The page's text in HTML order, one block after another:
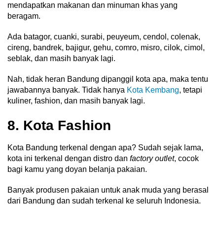
mendapatkan makanan dan minuman khas yang
beragam.
Ada batagor, cuanki, surabi, peuyeum, cendol, colenak,
cireng, bandrek, bajigur, gehu, comro, misro, cilok, cimol,
seblak, dan masih banyak lagi.
Nah, tidak heran Bandung dipanggil kota apa, maka tentu
jawabannya banyak. Tidak hanya Kota Kembang, tetapi
kuliner, fashion, dan masih banyak lagi.
8. Kota Fashion
Kota Bandung terkenal dengan apa? Sudah sejak lama,
kota ini terkenal dengan distro dan factory outlet, cocok
bagi kamu yang doyan belanja pakaian.
Banyak produsen pakaian untuk anak muda yang berasal
dari Bandung dan sudah terkenal ke seluruh Indonesia.